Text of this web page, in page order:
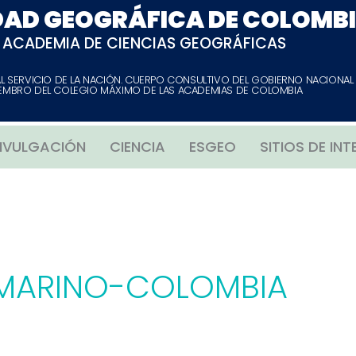
GEOGRÁFICA DE
ACADEMIA DE CIENCIAS GEOGRÁFICAS
SERVICIO DE LA NACIÓN. CUERPO CONSULTIVO DEL GOBIERNO NACIONAL
DEL COLEGIO MÁXIMO DE LAS ACADEMIAS DE COLOMBIA
CIENCIA ESGEO SITIOS DE
COLOMBIA